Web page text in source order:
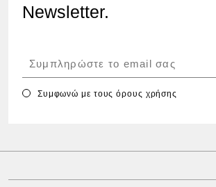
Newsletter.
Συμφωνώ με τουςόρους χρήσης